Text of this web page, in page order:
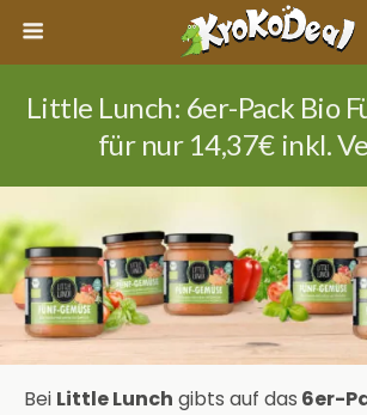
Little Lunch: 6er-Pack Bio
für nur 14,37€ inkl.
Bei Little Lunch gibts auf das 6er-